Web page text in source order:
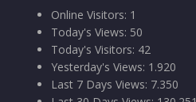
Online Visitors: 1
Today's Views: 50
Today's Visitors: 42
Yesterday's Views: 1.920
Last 7 Days Views: 7.350